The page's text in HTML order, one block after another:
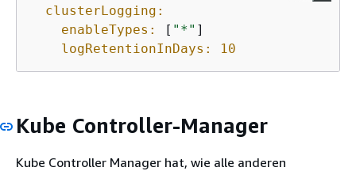
clusterLogging:
enableTypes:
[ "*" ]
logRetentionInDays:
10
Kube Controller-Manager
Kube Controller Manager hat, wie alle anderen